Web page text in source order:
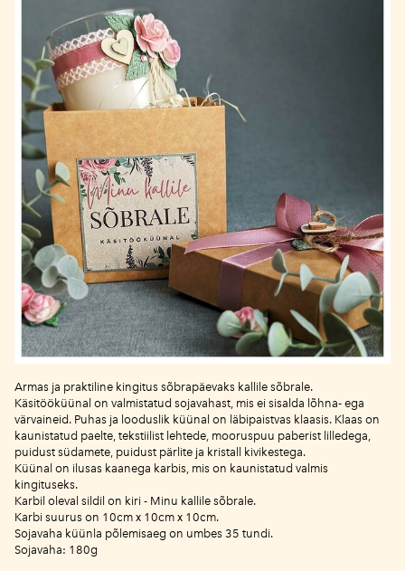
Armas ja praktiline kingitus sõbrapäevaks kallile sõbrale.
Käsitööküünal on valmistatud sojavahast, mis ei sisalda lõhna- ega
värvaineid. Puhas ja looduslik küünal on läbipaistvas klaasis. Klaas on
kaunistatud paelte, tekstiilist lehtede, mooruspuu paberist lilledega,
puidust südamete, puidust pärlite ja kristall kivikestega.
Küünal on ilusas kaanega karbis, mis on kaunistatud valmis
kingituseks.
Karbil oleval sildil on kiri - Minu kallile sõbrale.
Karbi suurus on 10cm x 10cm x 10cm.
Sojavaha küünla põlemisaeg on umbes 35 tundi.
Sojavaha: 180g